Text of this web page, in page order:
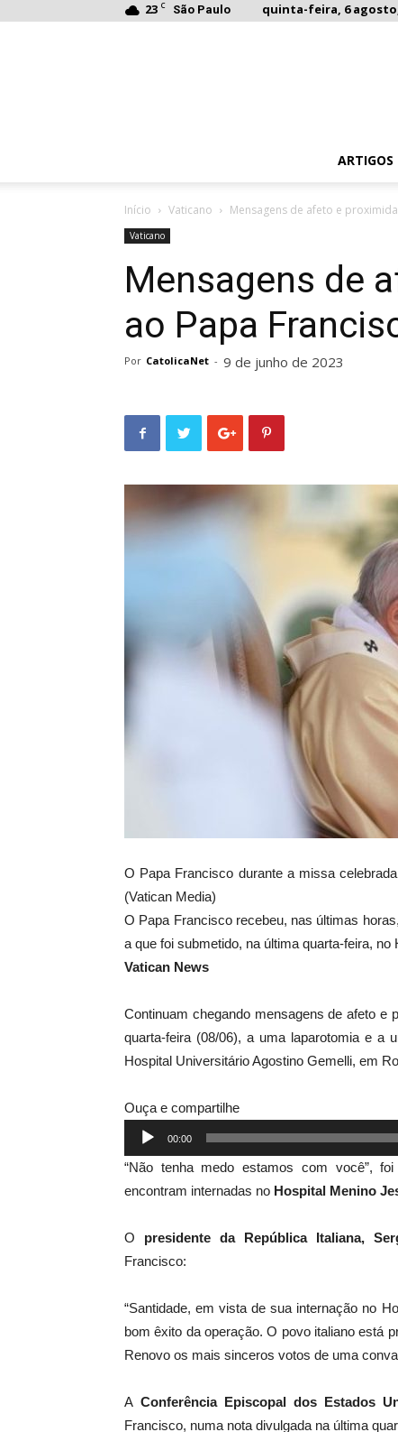
23 C São Paulo quinta-feira, 6 agosto,
ARTIGOS
Início Vaticano Mensagens de afeto e
Vaticano
Mensagens de
ao Papa
Por CatolicaNet - 9 de junho de 2023
O Papa Francisco durante a missa
(Vatican Media)
O Papa Francisco recebeu, nas últimas
a que foi submetido, na última quarta-feira,
Vatican News
Continuam chegando mensagens de afeto e
quarta-feira (08/06), a uma laparotomia e a
Hospital Universitário Agostino Gemelli, em
Ouça e compartilhe
Tocador
de
áudio
00:00
“Não tenha medo estamos com você”,
encontram internadas no Hospital Menino
O presidente da República Italiana,
Francisco:
“Santidade, em vista de sua internação no
bom êxito da operação. O povo italiano está
Renovo os mais sinceros votos de uma
AConferência Episcopal dos Estados
Francisco, numa nota divulgada na última